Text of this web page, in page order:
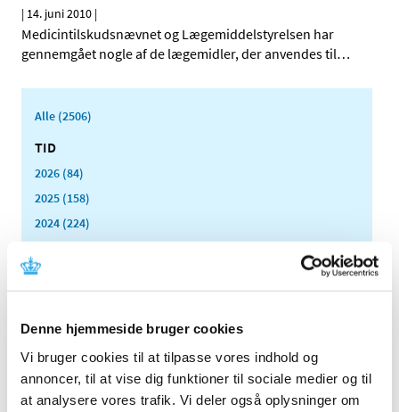
Denne hjemmeside bruger cookies
Vi bruger cookies til at tilpasse vores indhold og
annoncer, til at vise dig funktioner til sociale medier og til
at analysere vores trafik. Vi deler også oplysninger om
| 14. juni 2010 |
Medicintilskudsnævnet og Lægemiddelstyrelsen har
gennemgået nogle af de lægemidler, der anvendes til…
Alle (2506)
TID
2026 (84)
2025 (158)
2024 (224)
2022 (197)
2020 (263)
2018 (150)
2017 (167)